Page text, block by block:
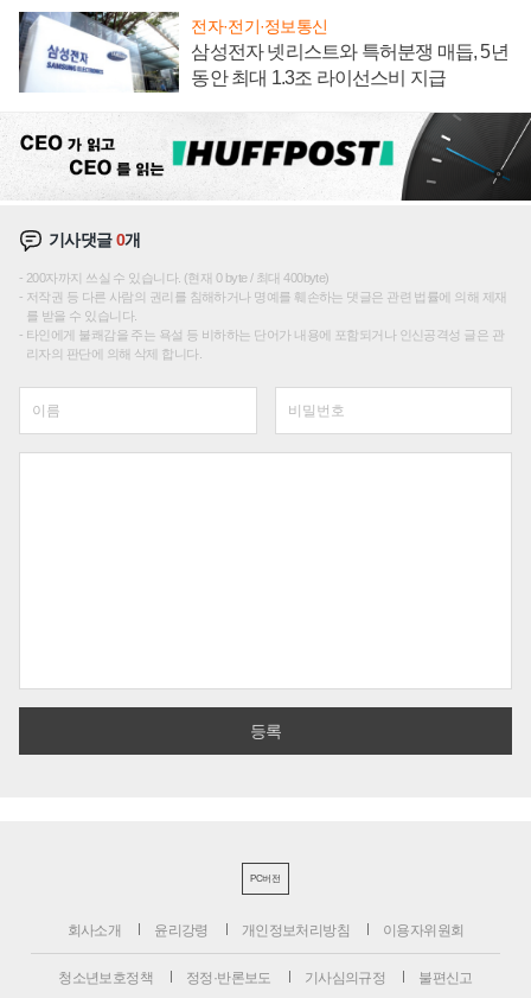
전자·전기·정보통신
삼성전자 넷리스트와 특허분쟁 매듭, 5년
동안 최대 1.3조 라이선스비 지급
기사댓글0개
200자까지 쓰실 수 있습니다. (현재 0 byte / 최대 400byte)
저작권 등 다른 사람의 권리를 침해하거나 명예를 훼손하는 댓글은 관련 법률에 의해 제재
를 받을 수 있습니다.
타인에게 불쾌감을 주는 욕설 등 비하하는 단어가 내용에 포함되거나 인신공격성 글은 관
리자의 판단에 의해 삭제 합니다.
PC버전
회사소개 윤리강령 개인정보처리방침 이용자위원회
청소년보호정책 정정·반론보도 기사심의규정 불편신고